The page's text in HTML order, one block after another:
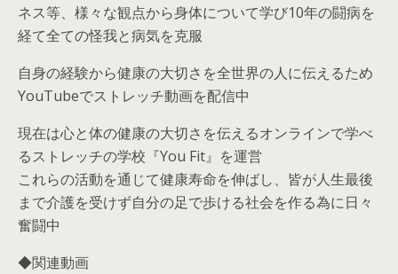
ネス等、様々な観点から身体について学び10年の闘病を
経て全ての怪我と病気を克服
自身の経験から健康の大切さを全世界の人に伝えるため
YouTubeでストレッチ動画を配信中
現在は心と体の健康の大切さを伝えるオンラインで学べ
るストレッチの学校『You Fit』を運営
これらの活動を通じて健康寿命を伸ばし、皆が人生最後
まで介護を受けず自分の足で歩ける社会を作る為に日々
奮闘中
◆関連動画